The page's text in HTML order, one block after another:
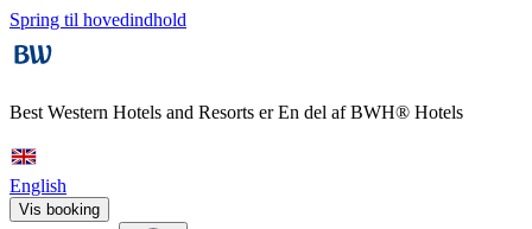
Spring til hovedindhold
Best Western Hotels and Resorts erEn del af BWH® Hotels
English
Vis booking